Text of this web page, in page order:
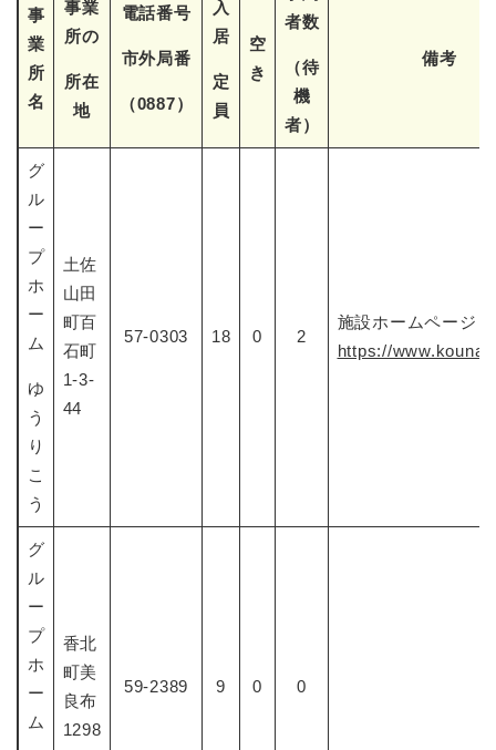
事
業
所
名
事業
所の
所在
地
電話番号
市外局番
（0887）
入
居
定
員
空
き
者数
（待
機
者）
備考
グ
ル
ー
プ
ホ
ー
ム
ゆ
う
り
こ
う
土佐
山田
町百
石町
1-3-
44
57-0303 18 0 2
施設ホームページ：
https://
グ
ル
ー
プ
ホ
ー
ム
香北
町美
良布
1298
59-2389 9 0 0